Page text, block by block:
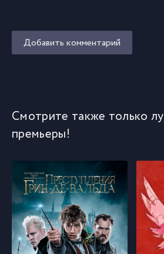
Добавить комментарий
Смотрите также только
премьеры!